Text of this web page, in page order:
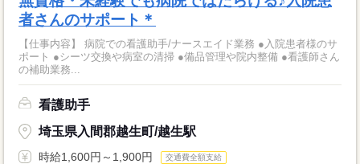
者さんのサポート＊
【仕事内容】 病院での看護助手/ナースエイド業務 ●入院患者様のサ
ポート ●シーツ交換や病室の清掃 ●備品管理や院内整備 ●看護師さん
の補助業務...
看護助手
埼玉県入間郡越生町/越生駅
時給1,600円～1,900円 交通費全額支給